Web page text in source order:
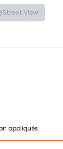
Street View
appliqués